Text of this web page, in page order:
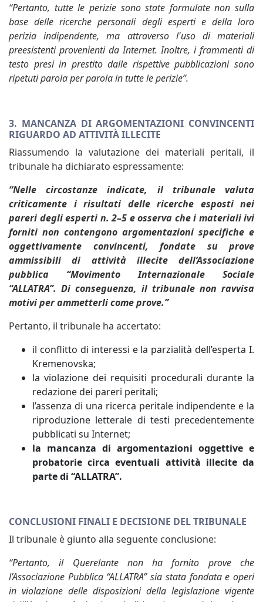
“Pertanto, tutte le perizie sono state formulate non sulla
base delle ricerche personali degli esperti e della loro
perizia indipendente, ma attraverso l'uso di materiali
preesistenti provenienti da Internet. Inoltre, i frammenti di
testo presi in prestito dalle rispettive pubblicazioni sono
ripetuti parola per parola in tutte le perizie”.
3. MANCANZA DI ARGOMENTAZIONI CONVINCENTI
RIGUARDO AD ATTIVITÀ ILLECITE
Riassumendo la valutazione dei materiali peritali, il
tribunale ha dichiarato espressamente:
“Nelle circostanze indicate, il tribunale valuta
criticamente i risultati delle ricerche esposti nei
pareri degli esperti n. 2–5 e osserva che i materiali ivi
forniti non contengono argomentazioni specifiche e
oggettivamente convincenti, fondate su prove
ammissibili di attività illecite dell’Associazione
pubblica “Movimento Internazionale Sociale
“ALLATRA”. Di conseguenza, il tribunale non ravvisa
motivi per ammetterli come prove.”
Pertanto, il tribunale ha accertato:
il conflitto di interessi e la parzialità dell’esperta I.
Kremenovska;
la violazione dei requisiti procedurali durante la
redazione dei pareri peritali;
l’assenza di una ricerca peritale indipendente e la
riproduzione letterale di testi precedentemente
pubblicati su Internet;
la mancanza di argomentazioni oggettive e
probatorie circa eventuali attività illecite da
parte di “ALLATRA”.
CONCLUSIONI FINALI E DECISIONE DEL TRIBUNALE
Il tribunale è giunto alla seguente conclusione:
“Pertanto, il Querelante non ha fornito prove che
l’Associazione Pubblica “ALLATRA” sia stata fondata e operi
in violazione delle disposizioni della legislazione vigente